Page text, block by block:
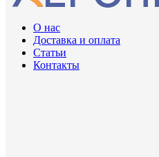
О нас
Доставка и оплата
Статьи
Контакты